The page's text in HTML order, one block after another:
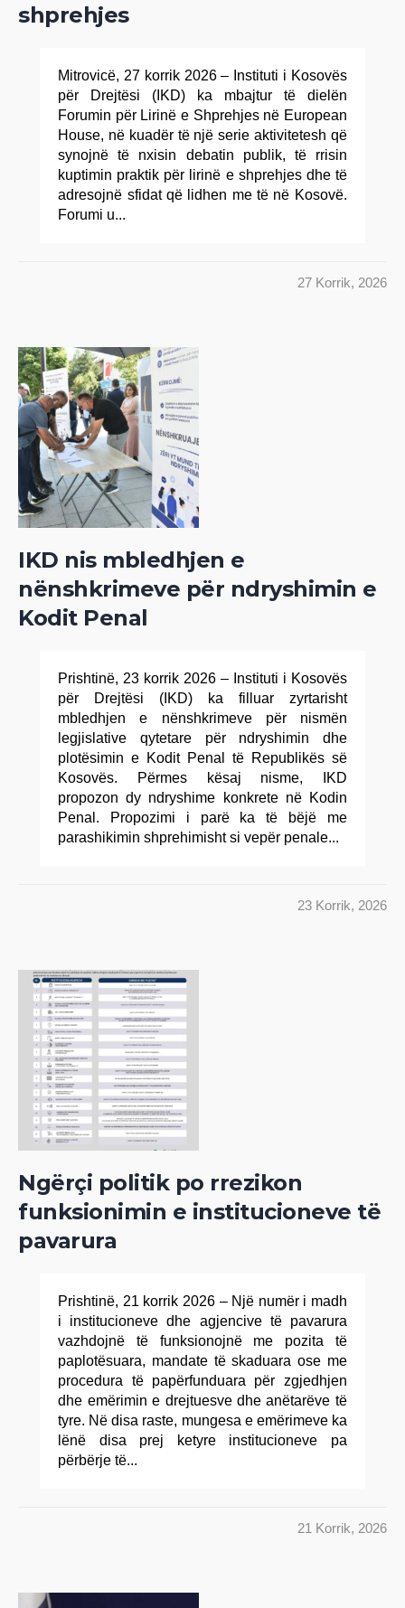
shprehjes
Mitrovicë, 27 korrik 2026 – Instituti i Kosovës
për Drejtësi (IKD) ka mbajtur të dielën
Forumin për Lirinë e Shprehjes në European
House, në kuadër të një serie aktivitetesh që
synojnë të nxisin debatin publik, të rrisin
kuptimin praktik për lirinë e shprehjes dhe të
adresojnë sfidat që lidhen me të në Kosovë.
Forumi u...
27 Korrik, 2026
IKD nis mbledhjen e
nënshkrimeve për ndryshimin e
Kodit Penal
Prishtinë, 23 korrik 2026 – Instituti i Kosovës
për Drejtësi (IKD) ka filluar zyrtarisht
mbledhjen e nënshkrimeve për nismën
legjislative qytetare për ndryshimin dhe
plotësimin e Kodit Penal të Republikës së
Kosovës. Përmes kësaj nisme, IKD
propozon dy ndryshime konkrete në Kodin
Penal. Propozimi i parë ka të bëjë me
parashikimin shprehimisht si vepër penale...
23 Korrik, 2026
Ngërçi politik po rrezikon
funksionimin e institucioneve të
pavarura
Prishtinë, 21 korrik 2026 – Një numër i madh
i institucioneve dhe agjencive të pavarura
vazhdojnë të funksionojnë me pozita të
paplotësuara, mandate të skaduara ose me
procedura të papërfunduara për zgjedhjen
dhe emërimin e drejtuesve dhe anëtarëve të
tyre. Në disa raste, mungesa e emërimeve ka
lënë disa prej ketyre institucioneve pa
përbërje të...
21 Korrik, 2026